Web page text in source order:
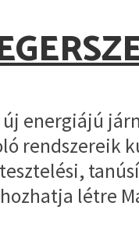
energiájú
rendszereik
létre